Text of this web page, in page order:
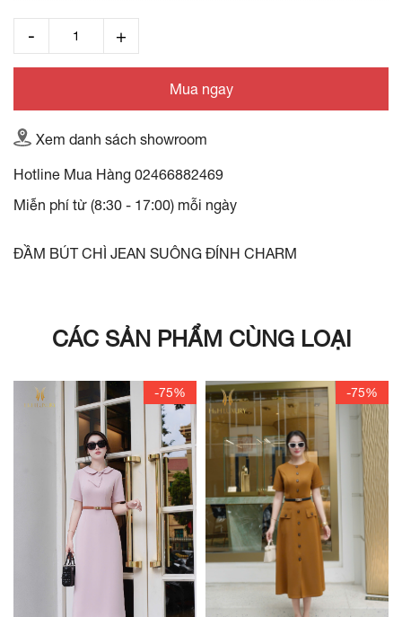
Mua ngay
Xem danh sách showroom
Hotline Mua Hàng 02466882469
Miễn phí từ (8:30 - 17:00) mỗi ngày
ĐẦM BÚT CHÌ JEAN SUÔNG ĐÍNH CHARM
CÁC SẢN PHẨM CÙNG LOẠI
-75% -75%